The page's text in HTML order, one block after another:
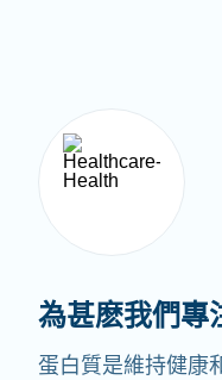
為甚麽我們專
蛋白質是維持健康